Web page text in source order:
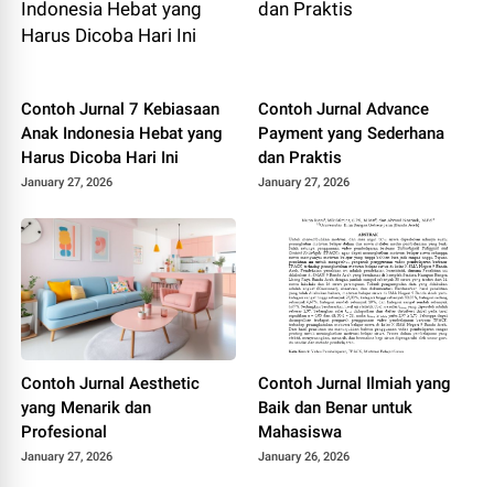
Contoh Jurnal 7 Kebiasaan
Anak Indonesia Hebat yang
Harus Dicoba Hari Ini
January 27, 2026
Contoh Jurnal Advance
Payment yang Sederhana
dan Praktis
January 27, 2026
Contoh Jurnal Aesthetic
yang Menarik dan
Profesional
January 27, 2026
Contoh Jurnal Ilmiah yang
Baik dan Benar untuk
Mahasiswa
January 26, 2026